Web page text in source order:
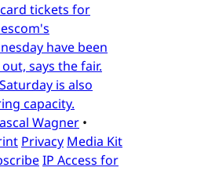
tickets for
have been
says the fair.
is also
capacity.
Wagner •
Privacy Media Kit
IP Access for